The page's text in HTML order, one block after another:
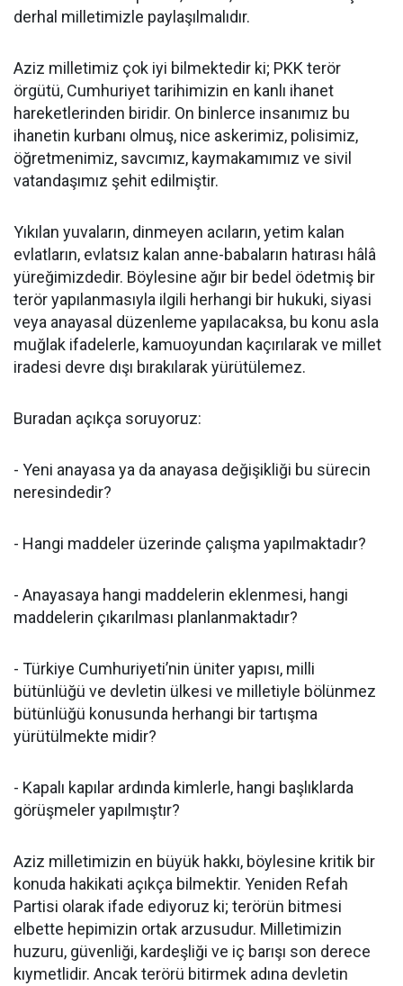
derhal milletimizle paylaşılmalıdır.
Aziz milletimiz çok iyi bilmektedir ki; PKK terör
örgütü, Cumhuriyet tarihimizin en kanlı ihanet
hareketlerinden biridir. On binlerce insanımız bu
ihanetin kurbanı olmuş, nice askerimiz, polisimiz,
öğretmenimiz, savcımız, kaymakamımız ve sivil
vatandaşımız şehit edilmiştir.
Yıkılan yuvaların, dinmeyen acıların, yetim kalan
evlatların, evlatsız kalan anne-babaların hatırası hâlâ
yüreğimizdedir. Böylesine ağır bir bedel ödetmiş bir
terör yapılanmasıyla ilgili herhangi bir hukuki, siyasi
veya anayasal düzenleme yapılacaksa, bu konu asla
muğlak ifadelerle, kamuoyundan kaçırılarak ve millet
iradesi devre dışı bırakılarak yürütülemez.
Buradan açıkça soruyoruz:
- Yeni anayasa ya da anayasa değişikliği bu sürecin
neresindedir?
- Hangi maddeler üzerinde çalışma yapılmaktadır?
- Anayasaya hangi maddelerin eklenmesi, hangi
maddelerin çıkarılması planlanmaktadır?
- Türkiye Cumhuriyeti’nin üniter yapısı, milli
bütünlüğü ve devletin ülkesi ve milletiyle bölünmez
bütünlüğü konusunda herhangi bir tartışma
yürütülmekte midir?
- Kapalı kapılar ardında kimlerle, hangi başlıklarda
görüşmeler yapılmıştır?
Aziz milletimizin en büyük hakkı, böylesine kritik bir
konuda hakikati açıkça bilmektir. Yeniden Refah
Partisi olarak ifade ediyoruz ki; terörün bitmesi
elbette hepimizin ortak arzusudur. Milletimizin
huzuru, güvenliği, kardeşliği ve iç barışı son derece
kıymetlidir. Ancak terörü bitirmek adına devletin